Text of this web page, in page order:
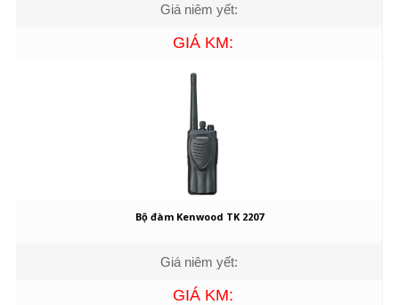
Giá niêm yết:
GIÁ KM:
Bộ đàm Kenwood TK 2207
Giá niêm yết:
GIÁ KM: